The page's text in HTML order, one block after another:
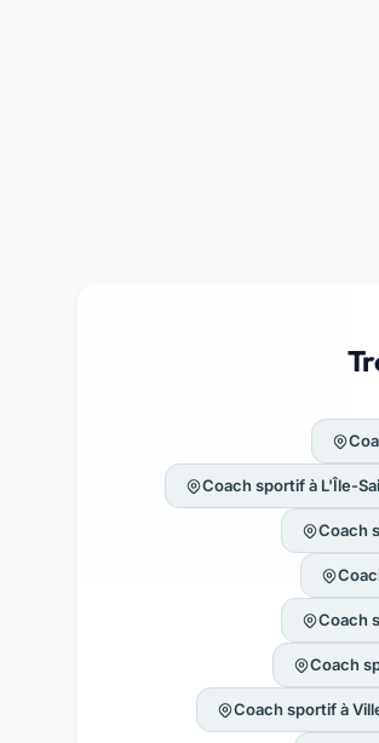
Coach sportif à L'Île-
Coach
Coach
Coach
Coach sportif à